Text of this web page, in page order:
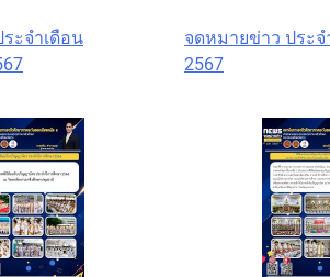
ะจำเดือน
จดหมายข่าว ประ
2567